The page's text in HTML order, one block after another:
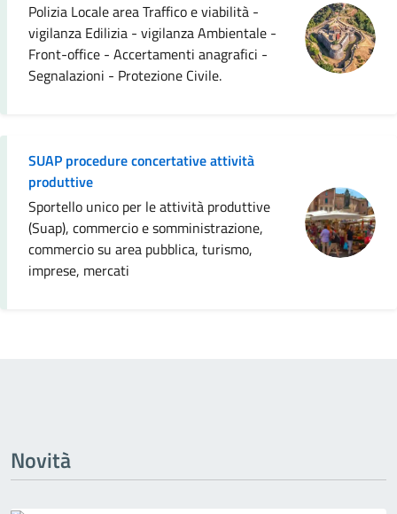
Polizia Locale area Traffico e viabilità -
vigilanza Edilizia - vigilanza Ambientale -
Front-office - Accertamenti anagrafici -
Segnalazioni - Protezione Civile.
SUAP procedure concertative attività
produttive
Sportello unico per le attività produttive
(Suap), commercio e somministrazione,
commercio su area pubblica, turismo,
imprese, mercati
Novità